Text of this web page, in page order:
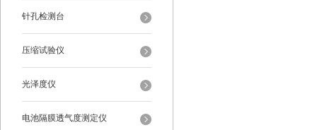
针孔检测台
压缩试验仪
光泽度仪
电池隔膜透气度测定仪